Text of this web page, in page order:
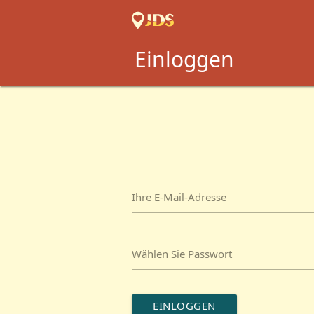
Einloggen
Ihre E-Mail-Adresse
Wählen Sie Passwort
EINLOGGEN